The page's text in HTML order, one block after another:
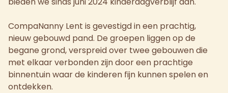
CompaNanny Lent is gevestigd in een prachtig,
nieuw gebouwd pand. De groepen liggen op de
begane grond, verspreid over twee gebouwen die
met elkaar verbonden zijn door een prachtige
binnentuin waar de kinderen fijn kunnen spelen en
ontdekken.